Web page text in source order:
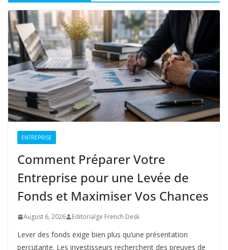
ENTREPRISE
Comment Préparer Votre
Entreprise pour une Levée de
Fonds et Maximiser Vos Chances
August 6, 2026 Editorialge French Desk
Lever des fonds exige bien plus qu’une présentation
percutante. Les investisseurs recherchent des preuves de